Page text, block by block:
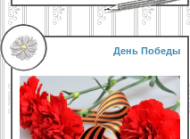
День Победы